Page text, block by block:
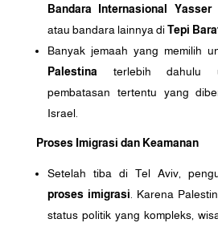
Bandara Internasional Yasser
atau bandara lainnya di Tepi
Banyak jemaah yang memilih
Palestina terlebih dahulu
pembatasan tertentu yang
Israel.
Proses Imigrasi dan Keamanan
Setelah tiba di Tel Aviv,
proses imigrasi . Karena
status politik yang kompleks,